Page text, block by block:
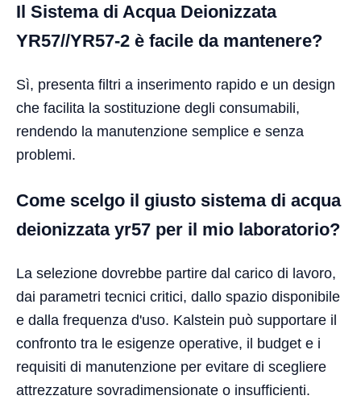
Il Sistema di Acqua Deionizzata
YR57//YR57-2 è facile da mantenere?
Sì, presenta filtri a inserimento rapido e un design
che facilita la sostituzione degli consumabili,
rendendo la manutenzione semplice e senza
problemi.
Come scelgo il giusto sistema di acqua
deionizzata yr57 per il mio laboratorio?
La selezione dovrebbe partire dal carico di lavoro,
dai parametri tecnici critici, dallo spazio disponibile
e dalla frequenza d'uso. Kalstein può supportare il
confronto tra le esigenze operative, il budget e i
requisiti di manutenzione per evitare di scegliere
attrezzature sovradimensionate o insufficienti.